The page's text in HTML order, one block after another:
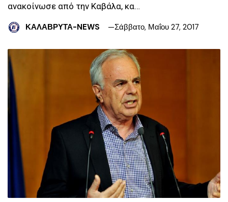
ανακοίνωσε από την Καβάλα, κα…
ΚΑΛΑΒΡΥΤΑ-NEWS Σάββατο, Μαΐου 27, 2017